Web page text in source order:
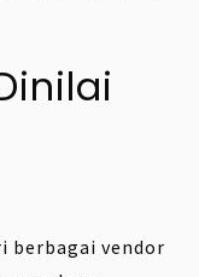
berbagai vendor